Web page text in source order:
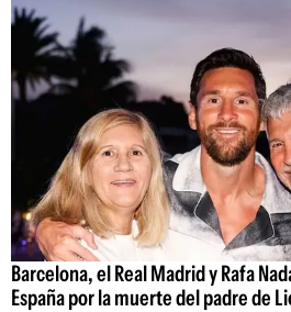
Barcelona, el Real Madrid y Rafa
España por la muerte del padre de